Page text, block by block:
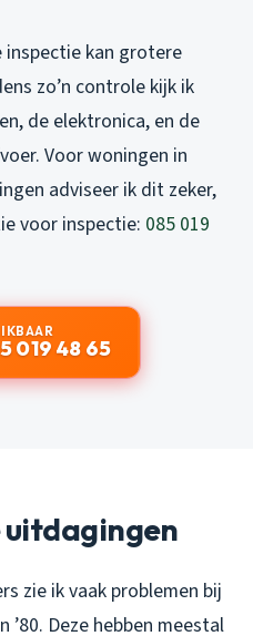
inspectie kan grotere
zo’n controle kijk ik
de elektronica, en de
Voor woningen in
adviseer ik dit zeker,
voor inspectie: 085 019
019 48 65
zie ik vaak problemen bij
’80. Deze hebben meestal